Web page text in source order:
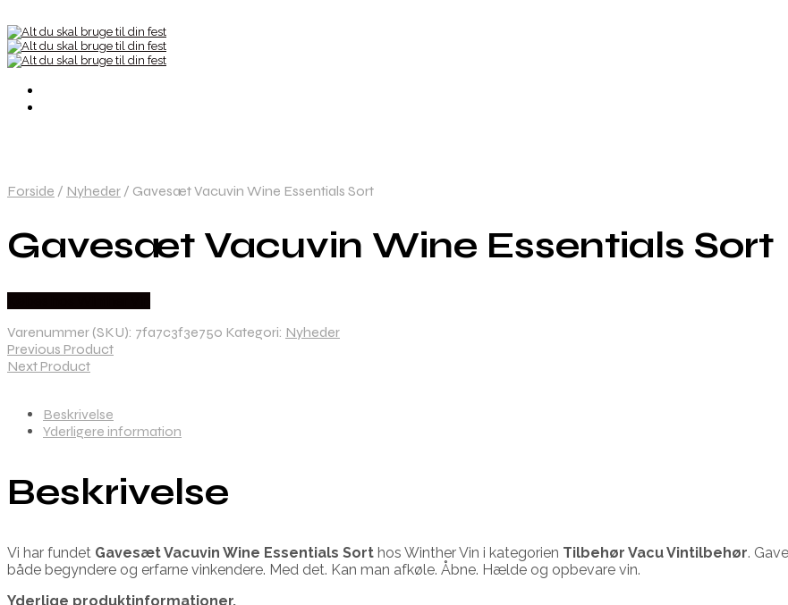
Forside / Nyheder / Gavesæt Vacuvin Wine Essentials Sort
Gavesæt Vacuvin Wine Essentials Sort
Varenummer (SKU): 7fa7c3f3e750 Kategori: Nyheder
Previous Product
Next Product
Beskrivelse
Yderligere information
Beskrivelse
Vi har fundet Gavesæt Vacuvin Wine Essentials Sort hos Winther Vin i kategorien Tilbehør Vacu Vintilbehør.
både begyndere og erfarne vinkendere. Med det. Kan man afkøle. Åbne. Hælde og opbevare vin.
Yderlige produktinformationer.